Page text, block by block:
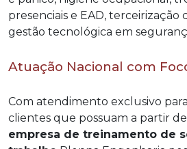
presenciais e EAD, terceirização
gestão tecnológica em
Atuação Nacional com
Com atendimento exclusivo
clientes que possuam a partir
empresa de treinamento de